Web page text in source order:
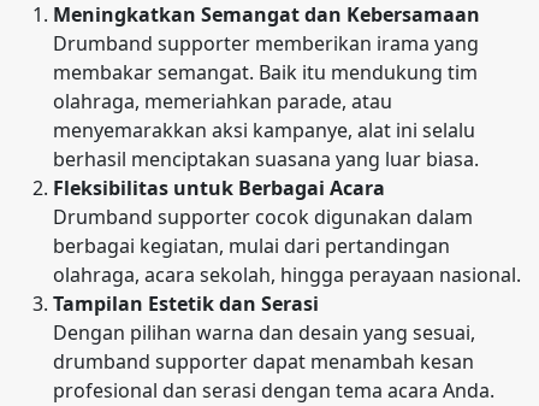
Meningkatkan Semangat dan Kebersamaan
Drumband supporter memberikan irama yang
membakar semangat. Baik itu mendukung tim
olahraga, memeriahkan parade, atau
menyemarakkan aksi kampanye, alat ini selalu
berhasil menciptakan suasana yang luar biasa.
Fleksibilitas untuk Berbagai Acara
Drumband supporter cocok digunakan dalam
berbagai kegiatan, mulai dari pertandingan
olahraga, acara sekolah, hingga perayaan nasional.
Tampilan Estetik dan Serasi
Dengan pilihan warna dan desain yang sesuai,
drumband supporter dapat menambah kesan
profesional dan serasi dengan tema acara Anda.